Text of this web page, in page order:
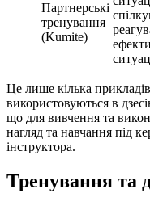
Партнерські
тренування
(Kumite)
Це лише кілька прикладів
використовуються в
що для вивчення та
нагляд та навчання під
інструктора.
Тренування та